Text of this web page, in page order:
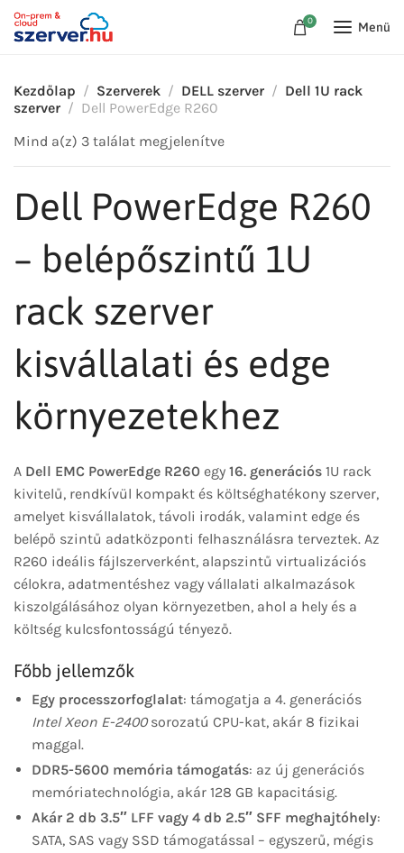
0 Menü
Kezdőlap Szerverek DELL szerver
Dell 1U rack
szerver
Dell PowerEdge R260
Mind a(z) 3 találat megjelenítve
Dell PowerEdge R260
– belépőszintű 1U
rack szerver
kisvállalati és edge
környezetekhez
A Dell EMC PowerEdge R260 egy 16. generációs 1U rack
kivitelű, rendkívül kompakt és költséghatékony szerver,
amelyet kisvállalatok, távoli irodák, valamint edge és
belépő szintű adatközponti felhasználásra terveztek. Az
R260 ideális fájlszerverként, alapszintű virtualizációs
célokra, adatmentéshez vagy vállalati alkalmazások
kiszolgálásához olyan környezetben, ahol a hely és a
költség kulcsfontosságú tényező.
Főbb jellemzők
Egy processzorfoglalat: támogatja a 4. generációs
Intel Xeon E-2400sorozatú CPU-kat, akár 8 fizikai
maggal.
DDR5-5600 memória támogatás: az új generációs
memóriatechnológia, akár 128 GB kapacitásig.
Akár 2 db 3.5″ LFF vagy 4 db 2.5″ SFF meghajtóhely:
SATA, SAS vagy SSD támogatással – egyszerű, mégis